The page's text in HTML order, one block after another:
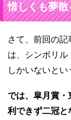
惜しくも夢
さて、前回の
は、シンボリ
しかいないとい
では、皐月賞・
利できず二冠と